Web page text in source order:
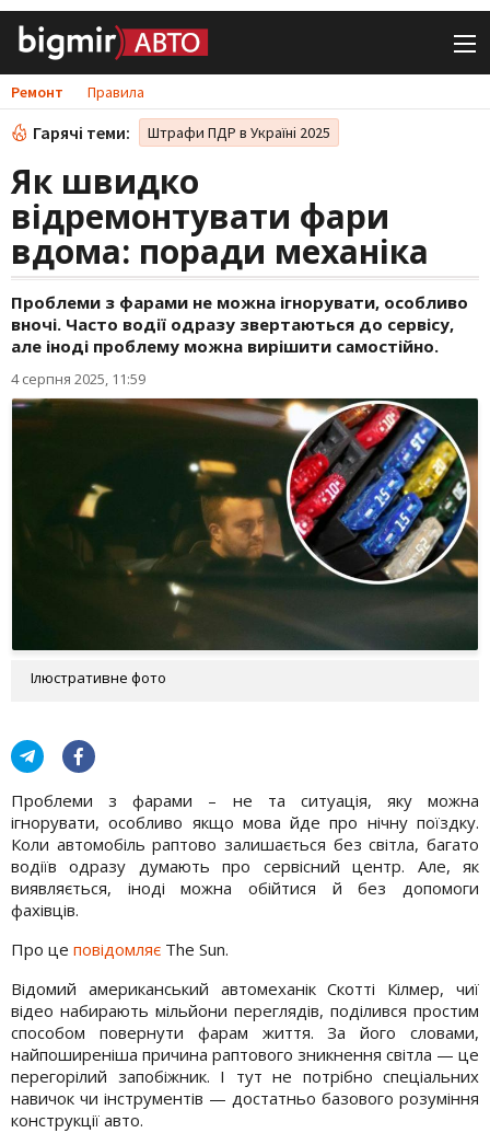
Ремонт Правила
Гарячі теми: Штрафи ПДР в Україні 2025
Як швидко
відремонтувати фари
вдома: поради механіка
Проблеми з фарами не можна ігнорувати, особливо
вночі. Часто водії одразу звертаються до сервісу,
але іноді проблему можна вирішити самостійно.
4 серпня 2025, 11:59
Ілюстративне фото
Проблеми з фарами – не та ситуація, яку можна
ігнорувати, особливо якщо мова йде про нічну поїздку.
Коли автомобіль раптово залишається без світла, багато
водіїв одразу думають про сервісний центр. Але, як
виявляється, іноді можна обійтися й без допомоги
фахівців.
Про це повідомляє The Sun.
Відомий американський автомеханік Скотті Кілмер, чиї
відео набирають мільйони переглядів, поділився простим
способом повернути фарам життя. За його словами,
найпоширеніша причина раптового зникнення світла — це
перегорілий запобіжник. І тут не потрібно спеціальних
навичок чи інструментів — достатньо базового розуміння
конструкції авто.